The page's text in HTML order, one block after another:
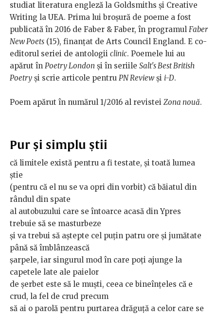
studiat literatura engleză la Goldsmiths și Creative
Writing la UEA. Prima lui broșură de poeme a fost
publicată în 2016 de Faber & Faber, în programul Faber
New Poets (15), finanțat de Arts Council England. E co-
editorul seriei de antologii clinic. Poemele lui au
apărut în Poetry London și în seriile Salt's Best British
Poetry și scrie articole pentru PN Review și i-D.
Poem apărut în numărul 1/2016 al revistei Zona nouă.
Pur și simplu știi
că limitele există pentru a fi testate, și toată lumea
știe
(pentru că el nu se va opri din vorbit) că băiatul din
rândul din spate
al autobuzului care se întoarce acasă din Ypres
trebuie să se masturbeze
și va trebui să aștepte cel puțin patru ore și jumătate
până să îmblânzească
șarpele, iar singurul mod în care poți ajunge la
capetele late ale paielor
de șerbet este să le muști, ceea ce bineînțeles că e
crud, la fel de crud precum
să ai o parolă pentru purtarea drăguță a celor care se